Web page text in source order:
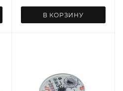
В КОРЗИНУ